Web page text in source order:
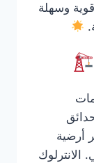
وسهلة
أرضية
الانترلوك